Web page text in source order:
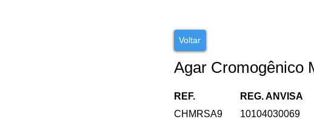
Voltar
Agar Cromogênico
REF.
CHMRSA9
REG. ANVISA
10104030069